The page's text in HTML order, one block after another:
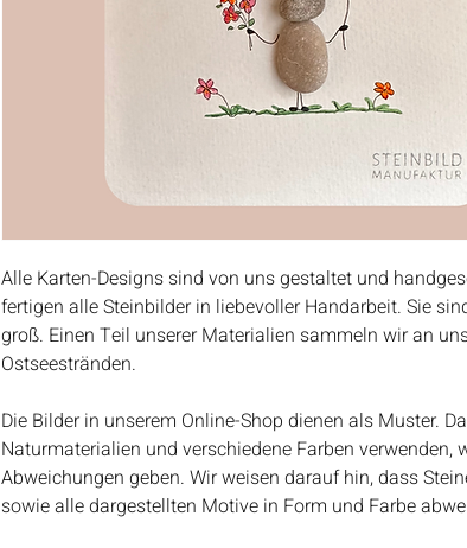
Alle Karten-Designs sind von uns gestaltet und
fertigen alle Steinbilder in liebevoller Handarbeit. Sie
groß. Einen Teil unserer Materialien sammeln wir an
Ostseestränden.
Die Bilder in unserem Online-Shop dienen als Muster.
Naturmaterialien und verschiedene Farben verwenden,
Abweichungen geben. Wir weisen darauf hin, dass
sowie alle dargestellten Motive in Form und Farbe